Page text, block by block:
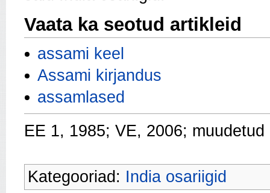
Vaata ka seotud artikleid
assami keel
Assami kirjandus
assamlased
EE 1, 1985; VE, 2006; muudetud
Kategooriad: India osariigid